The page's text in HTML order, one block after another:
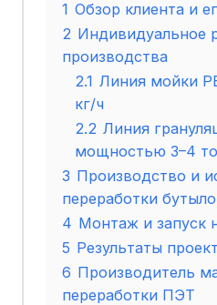
1 Обзор клиента и
2 Индивидуальное
производства
2.1 Линия мойки
кг/ч
2.2 Линия
мощностью 3–4
3 Производство и
переработки
4 Монтаж и запуск
5 Результаты
6 Производитель
переработки ПЭТ